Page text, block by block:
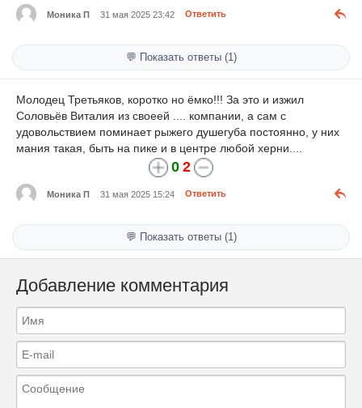
Моника П 31 мая 2025 23:42 Ответить
💬 Показать ответы (1)
Молодец Третьяков, коротко но ёмко!!! За это и изжил
Соловьёв Виталия из своеей .... компании, а сам с
удовольствием поминает рыжего душегуба постоянно, у них
мания такая, быть на пике и в центре любой херни....
0 2
Моника П 31 мая 2025 15:24 Ответить
💬 Показать ответы (1)
Добавление комментария